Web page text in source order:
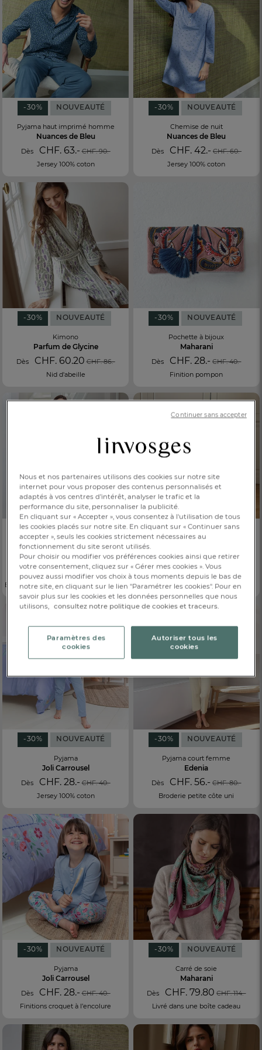
FR
BE
-30% NOUVEAUTÉ
Pyjama haut imprimé homme
Nuances de Bleu
Dès CHF. 63.- CHF. 90.-
Jersey 100% coton
-30% NOUVEAUTÉ
Chemise de nuit
Nuances de Bleu
Dès CHF. 42.- CHF. 60.-
Jersey 100% coton
-30% NOUVEAUTÉ
Kimono
Parfum de Glycine
Dès CHF. 60.20 CHF. 86.-
Nid d'abeille
-30% NOUVEAUTÉ
Pochette à bijoux
Maharani
Dès CHF. 28.- CHF. 40.-
Finition pompon
-30% NOUVEAUTÉ
Pyjama femme
Parfum de Glycine
CHF. 63.- CHF. 90.-
Encolure avec empiècement imprimé
-30% NOUVEAUTÉ
Fleurs de Cottage
CHF. 72.80
CHF. 104.-
Livré dans un pochon
-30% NOUVEAUTÉ
Pyjama
Joli Carrousel
Dès CHF. 28.- CHF. 40.-
Jersey 100% coton
-30% NOUVEAUTÉ
Pyjama court femme
Edenia
Dès CHF. 56.- CHF. 80.-
Broderie petite côte uni
-30% NOUVEAUTÉ
Pyjama
Joli Carrousel
Dès CHF. 28.- CHF. 40.-
Finitions croquet à l’encolure
-30% NOUVEAUTÉ
Carré de soie
Maharani
Dès CHF. 79.80 CHF. 114.-
Livré dans une boîte cadeau
Nous et nos partenaires utilisons des cookies sur notre site
internet pour vous proposer des contenus personnalisés et
adaptés à vos centres d’intérêt, analyser le trafic et la
performance du site, personnaliser la publicité.
En cliquant sur « Accepter », vous consentez à l'utilisation de tous
les cookies placés sur notre site. En cliquant sur « Continuer sans
accepter », seuls les cookies strictement nécessaires au
fonctionnement du site seront utilisés.
Pour choisir ou modifier vos préférences cookies ainsi que retirer
votre consentement, cliquez sur « Gérer mes cookies ». Vous
pouvez aussi modifier vos choix à tous moments depuis le bas de
notre site, en cliquant sur le lien "Paramétrer les cookies". Pour en
savoir plus sur les cookies et les données personnelles que nous
utilisons, consultez notre politique de cookies et traceurs.
Paramètres des
cookies
Autoriser tous les
cookies
Continuer sans accepter